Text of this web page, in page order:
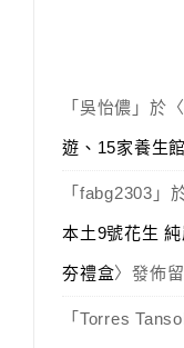
「 吳怡儂 」於〈
遊、15家養生
「 fabg2303 」
本土9號花生
夯禮盒〉發佈
「 Torres